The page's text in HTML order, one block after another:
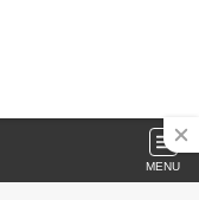
MENU